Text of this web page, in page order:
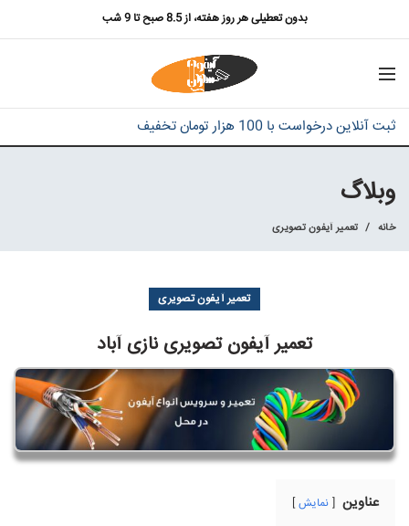
بدون تعطیلی هر روز هفته، از 8.5 صبح تا 9 شب
ثبت آنلاین درخواست با 100 هزار تومان تخفیف
وبلاگ
خانه تعمیر آیفون تصویری
تعمیر آیفون تصویری
تعمیر آیفون تصویری نازی آباد
عناوین نمایش